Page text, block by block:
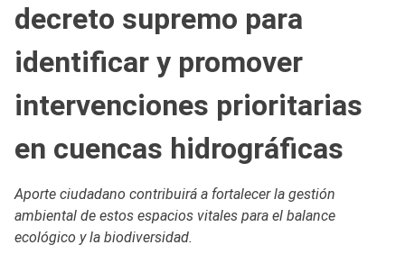
decreto supremo para
identificar y promover
intervenciones prioritarias
en cuencas hidrográficas
Aporte ciudadano contribuirá a fortalecer la gestión
ambiental de estos espacios vitales para el balance
ecológico y la biodiversidad.